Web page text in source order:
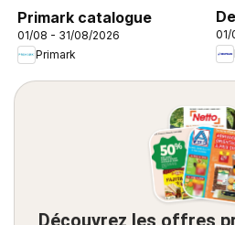
Primark catalogue
01/08 - 31/08/2026
Primark
01/
Découvrez les offres